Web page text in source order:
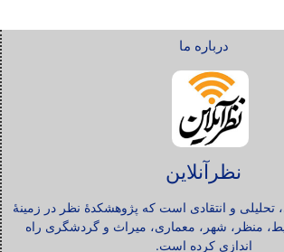
درباره ما
نظرآنلاین
تحلیلی و انتقادی است که پژوهشکدۀ نظر در زمینۀ
منظر، شهر، معماری، میراث و گردشگری راه
اندازی کرده است.